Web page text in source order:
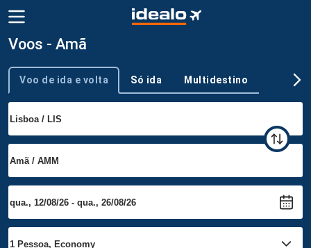
Voos - Amã
Tipo de viagem
Voo de ida e volta Só ida Multidestino